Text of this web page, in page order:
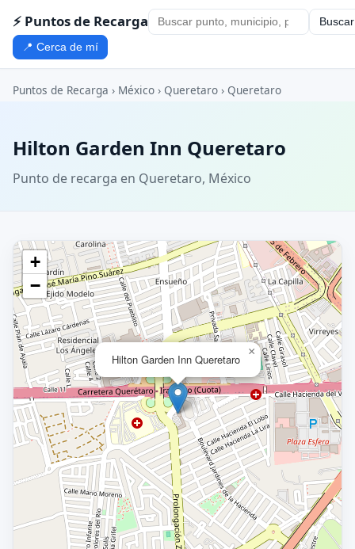
⚡ Puntos de Recarga Buscar
📍 Cerca de mí
Puntos de Recarga › México › Queretaro › Queretaro
Hilton Garden Inn Queretaro
Punto de recarga en Queretaro, México
Hilton Garden Inn Queretaro
×
+
−